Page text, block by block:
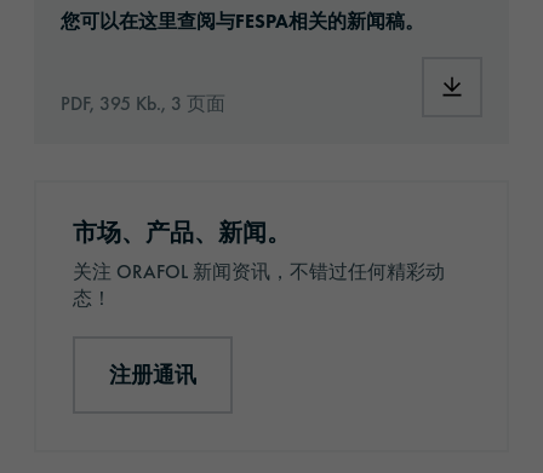
您可以在这里查阅与FESPA相关的新闻稿。
PDF, 395 Kb., 3 页面
市场、产品、新闻。
关注 ORAFOL 新闻资讯，不错过任何精彩动
态！
注册通讯